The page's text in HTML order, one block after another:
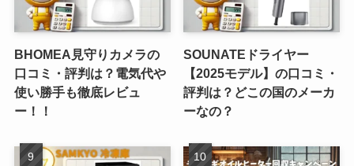
BHOMEA見守りカメラの
口コミ・評判は？電気代や
使い勝手も徹底レビュ
ー！！
SOUNATEドライヤー
【2025モデル】の口コミ・
評判は？どこの国のメーカ
ーなの？